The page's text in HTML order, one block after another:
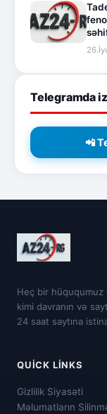
Telegramda
📲
Heç bir hüququmuz
kimi davranın və
24 saat saytına
QUICK LINKS
Gizlilik Siyasəti
Məlumatların